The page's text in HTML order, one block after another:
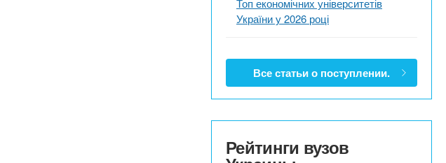
Топ економічних університетів
України у 2026 році
Все статьи о поступлении.
Рейтинги вузов